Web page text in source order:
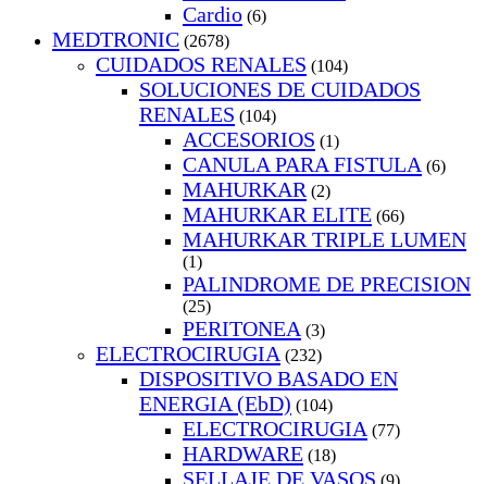
Cardio (6)
MEDTRONIC (2678)
CUIDADOS RENALES (104)
SOLUCIONES DE CUIDADOS
RENALES (104)
ACCESORIOS (1)
CANULA PARA FISTULA (6)
MAHURKAR (2)
MAHURKAR ELITE (66)
MAHURKAR TRIPLE LUMEN
(1)
PALINDROME DE PRECISION
(25)
PERITONEA (3)
ELECTROCIRUGIA (232)
DISPOSITIVO BASADO EN
ENERGIA (EbD) (104)
ELECTROCIRUGIA (77)
HARDWARE (18)
SELLAJE DE VASOS